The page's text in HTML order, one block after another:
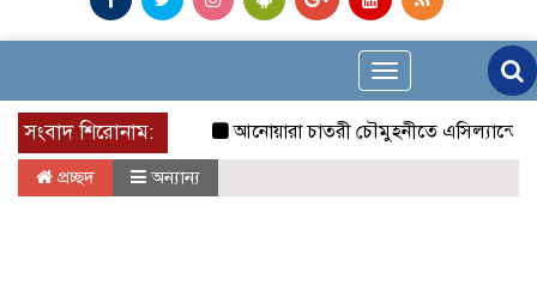
Toggle
navigation
সংবাদ শিরোনাম:
আনোয়ারা চাতরী চৌমুহনীতে এসিল্যান্ডের
প্রচ্ছদ অন্যান্য